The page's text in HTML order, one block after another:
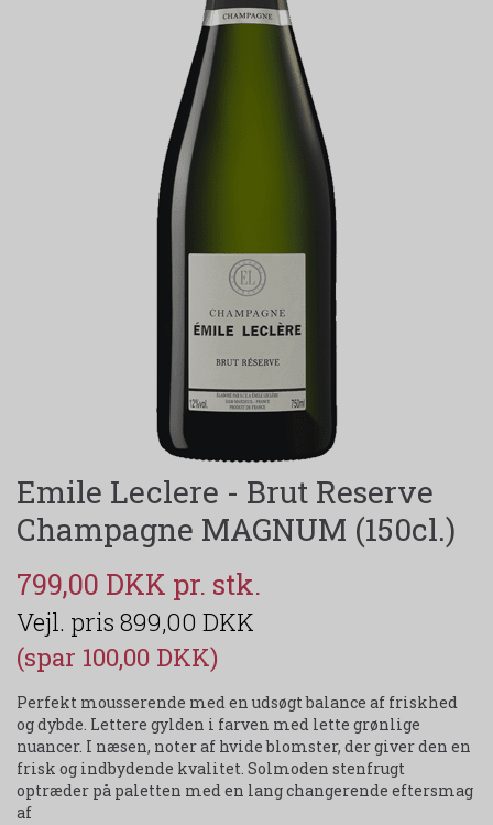
Emile Leclere - Brut Reserve
Champagne MAGNUM (150cl.)
799,00 DKK
899,00 DKK
(spar 100,00 DKK)
Perfekt mousserende med en udsøgt balance af friskhed
og dybde. Lettere gylden i farven med lette grønlige
nuancer. I næsen, noter af hvide blomster, der giver den en
frisk og indbydende kvalitet. Solmoden stenfrugt
optræder på paletten med en lang changerende eftersmag
af